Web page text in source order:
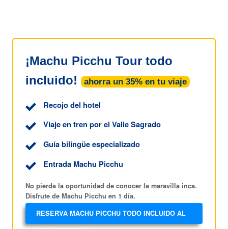
¡Machu Picchu Tour todo
incluido! ahorra un 35% en tu viaje
Recojo del hotel
Viaje en tren por el Valle Sagrado
Guía bilingüe especializado
Entrada Machu Picchu
No pierda la oportunidad de conocer la maravilla inca.
Disfrute de Machu Picchu en 1 día.
RESERVA MACHU PICCHU TODO INCLUIDO AL